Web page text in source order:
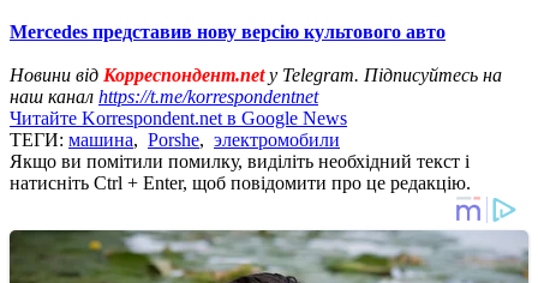
Mercedes представив нову версію культового авто
Новини від Корреспондент.netу Telegram. Підписуйтесь на
наш канал https://t.me/korrespondentnet
Читайте Korrespondent.net в Google News
ТЕГИ: машина, Porshe, электромобили
Якщо ви помітили помилку, виділіть необхідний текст і
натисніть Ctrl + Enter, щоб повідомити про це редакцію.